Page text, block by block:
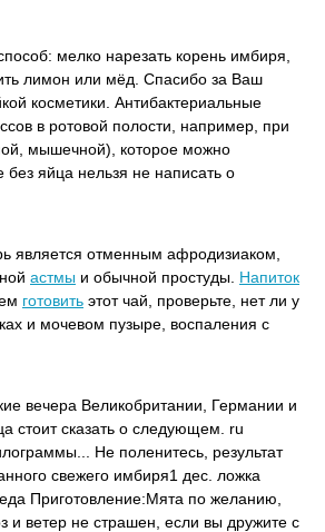
мелко нарезать корень имбиря,
лимон или мёд. Спасибо за Ваш
косметики. Антибактериальные
в ротовой полости, например, при
мышечной), которое можно
яйца нельзя не написать о
является отменным афродизиаком,
астмы и обычной простуды. Напиток
готовить этот чай, проверьте, нет ли у
и мочевом пузыре, воспаления с
вечера Великобритании, Германии и
стоит сказать о следующем. ru
Не поленитесь, результат
свежего имбиря1 дес. ложка
Приготовление:Мята по желанию,
и ветер не страшен, если вы дружите с